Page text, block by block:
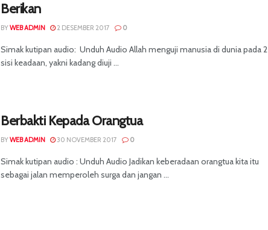
Berikan
BYWEB ADMIN 2 DESEMBER 2017 0
Simak kutipan audio: Unduh Audio Allah menguji manusia di dunia pada 2
sisi keadaan, yakni kadang diuji ...
Berbakti Kepada Orangtua
BYWEB ADMIN 30 NOVEMBER 2017 0
Simak kutipan audio : Unduh Audio Jadikan keberadaan orangtua kita itu
sebagai jalan memperoleh surga dan jangan ...